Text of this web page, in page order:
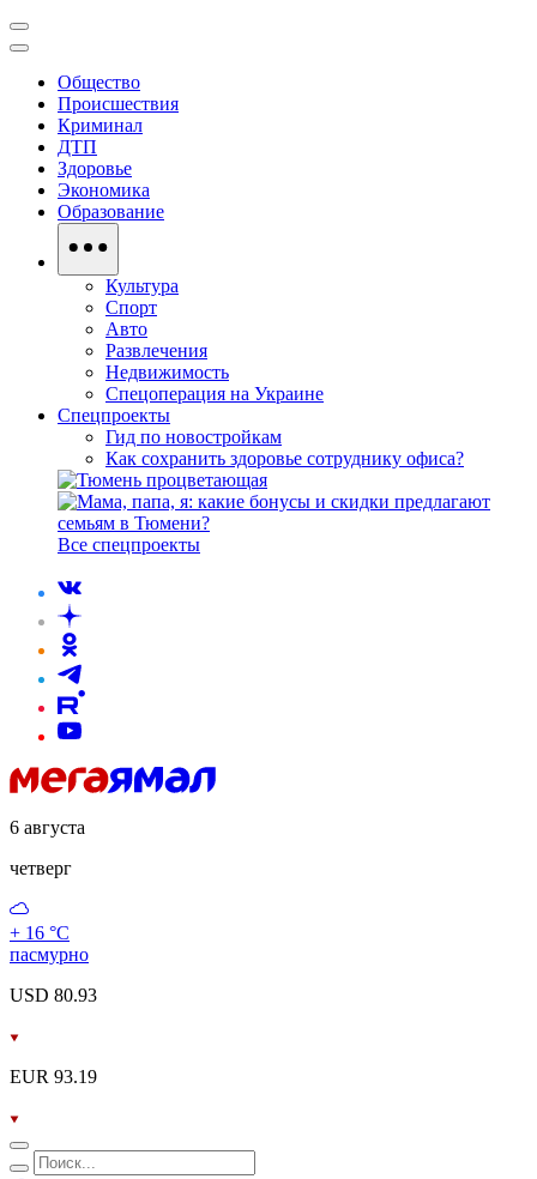
Общество
Происшествия
Криминал
ДТП
Здоровье
Экономика
Образование
Культура
Спорт
Авто
Развлечения
Недвижимость
Спецоперация на Украине
Спецпроекты
Гид по новостройкам
Как сохранить здоровье сотруднику офиса?
Все спецпроекты
6 августа
четверг
+ 16 °С
пасмурно
USD 80.93
EUR 93.19